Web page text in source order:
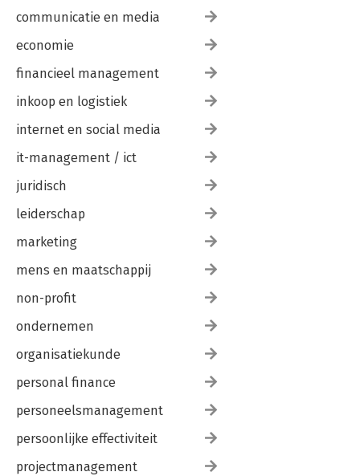
communicatie en media
economie
financieel management
inkoop en logistiek
internet en social media
it-management / ict
juridisch
leiderschap
marketing
mens en maatschappij
non-profit
ondernemen
organisatiekunde
personal finance
personeelsmanagement
persoonlijke effectiviteit
projectmanagement